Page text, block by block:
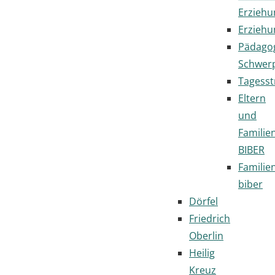
Eltern
und
BIBER
biber
Dörfel
Friedrich
Oberlin
Heilig
Kreuz